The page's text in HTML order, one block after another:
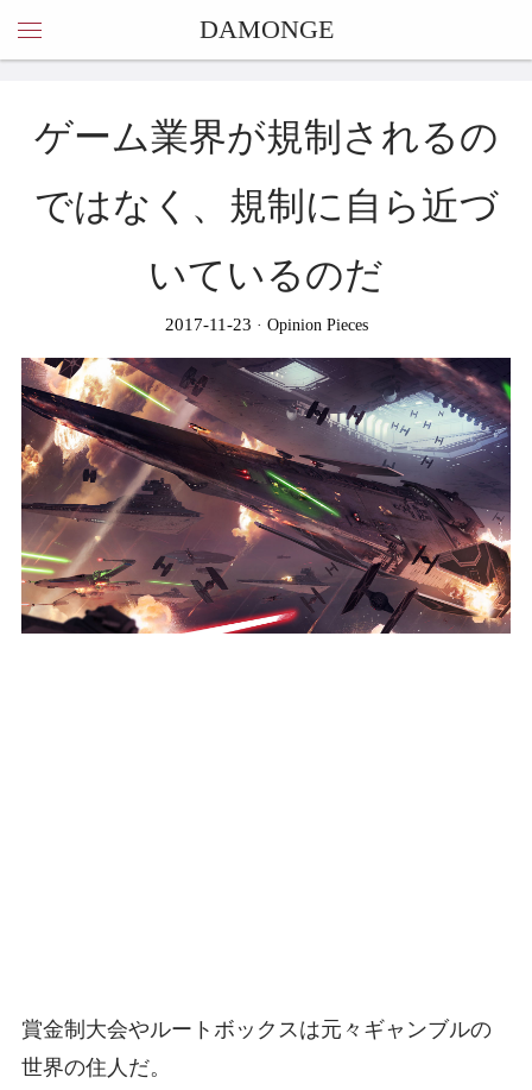
DAMONGE
ゲーム業界が規制されるの
ではなく、規制に自ら近づ
いているのだ
2017-11-23 Opinion Pieces
賞金制大会やルートボックスは元々ギャンブルの
世界の住人だ。